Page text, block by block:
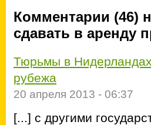
Комментарии (46)
сдавать в аренду
Тюрьмы в Нидерландах
рубежа
20 апреля 2013 - 06:37
[...] с другими